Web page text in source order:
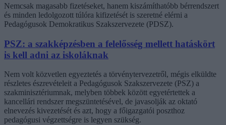
Nemcsak magasabb fizetéseket, hanem kiszámíthatóbb bérrendszert
és minden ledolgozott túlóra kifizetését is szeretné elérni a
Pedagógusok Demokratikus Szakszervezete (PDSZ).
PSZ: a szakképzésben a felelősség mellett hatáskört
is kell adni az iskoláknak
Nem volt közvetlen egyeztetés a törvénytervezetről, mégis elküldte
részletes észrevételeit a Pedagógusok Szakszervezete (PSZ) a
szakminisztériumnak, melyben többek között egyetértettek a
kancellári rendszer megszüntetésével, de javasolják az oktató
elnevezés kivezetését és azt, hogy a főigazgatói poszthoz
pedagógusi végzettségre is legyen szükség.